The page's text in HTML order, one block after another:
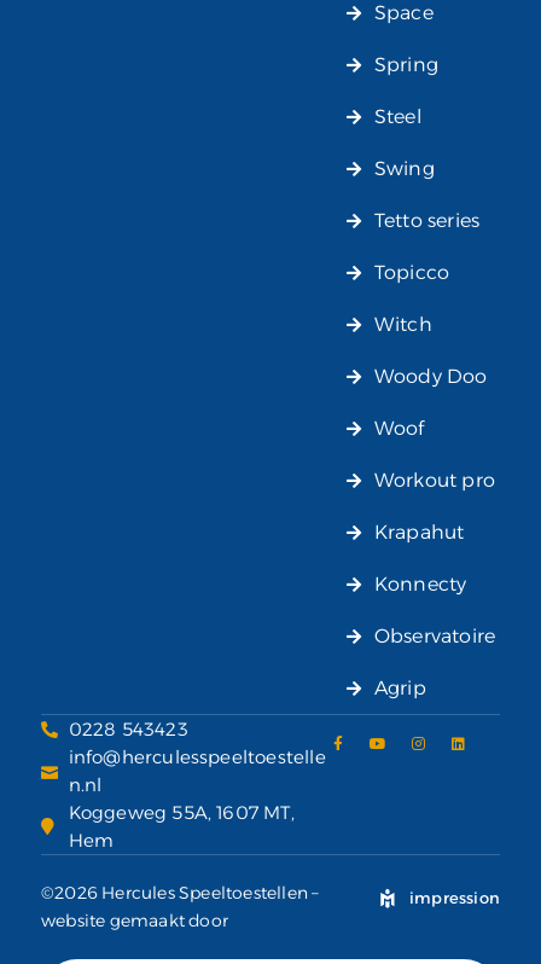
Space
Spring
Steel
Swing
Tetto series
Topicco
Witch
Woody Doo
Woof
Workout pro
Krapahut
Konnecty
Observatoire
Agrip
0228 543423
info@herculesspeeltoestelle
n.nl
Koggeweg 55A, 1607 MT,
Hem
©2026 Hercules Speeltoestellen –
website gemaakt door
impression